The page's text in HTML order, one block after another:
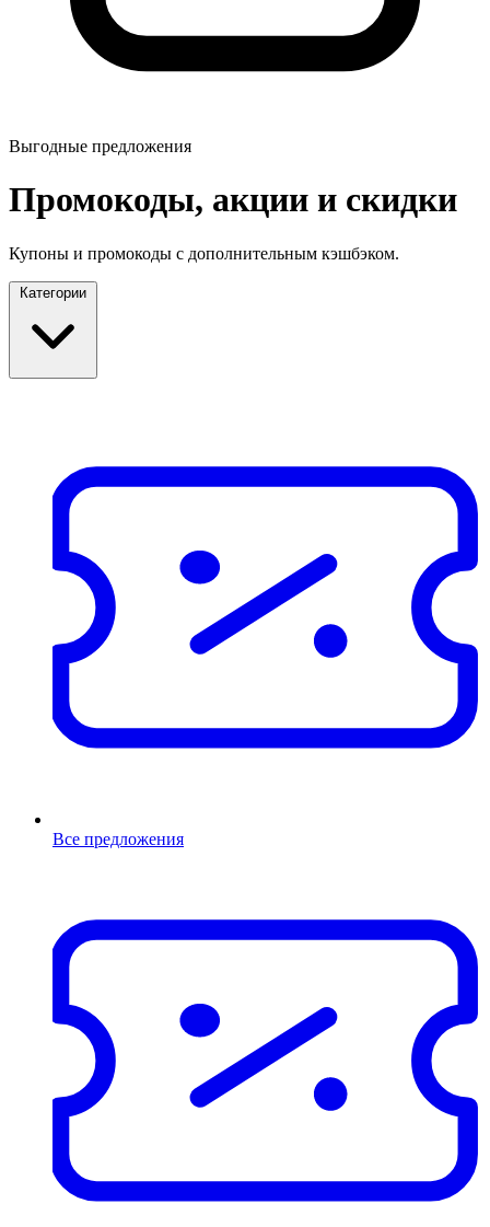
Выгодные предложения
Промокоды, акции и скидки
Купоны и промокоды с дополнительным кэшбэком.
Категории
Все предложения